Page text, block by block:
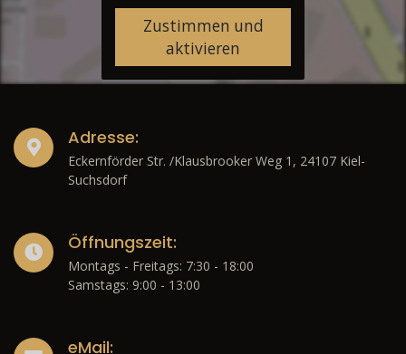
Zustimmen und
aktivieren
Adresse:
Eckernförder Str. /Klausbrooker Weg 1, 24107 Kiel-
Suchsdorf
Öffnungszeit:
Montags - Freitags: 7:30 - 18:00
Samstags: 9:00 - 13:00
eMail: